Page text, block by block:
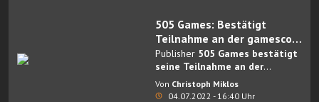
abgesagt haben, umso mehr.
505 Games: Bestätigt
Teilnahme an der gamescom
2022
Publisher 505 Games bestätigt
seine Teilnahme an der
diesjährigen gamescom
weltweit größten B2C-
Von Christoph Miklos
04.07.2022 - 16:40 Uhr